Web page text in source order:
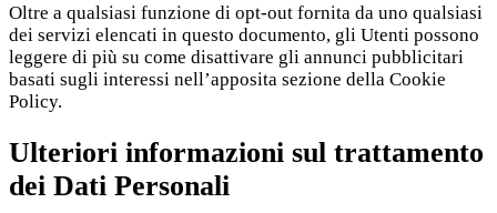
Oltre a qualsiasi funzione di opt-out fornita da uno qualsiasi
dei servizi elencati in questo documento, gli Utenti possono
leggere di più su come disattivare gli annunci pubblicitari
basati sugli interessi nell’apposita sezione della Cookie
Policy.
Ulteriori informazioni sul trattamento
dei Dati Personali